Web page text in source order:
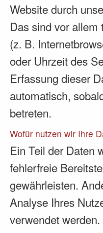
Website durch
Das sind vor allem
(z. B.
oder Uhrzeit des
Erfassung dieser
automatisch,
betreten.
Wofür nutzen wir Ihre
Ein Teil der Daten
fehlerfreie
gewährleisten.
Analyse Ihres
verwendet werden.